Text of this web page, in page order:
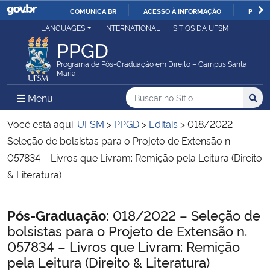
IR
O
COMUNICA BR ACESSO À INFORMAÇÃO
Ministério da Justiça e Segurança Pública
Ministério da Defesa
Ministério das Relações Exteriores
Ministério da Economia
Ministério da Agricultura, Pecuária e Abastecimento
Ministério da Educação
LANGUAGES INTERNATIONAL SÍTIOS DA UFSM
PPGD
Programa de Pós-Graduação em Direito – Campus Santa
Maria
Menu Menu Principal do Sítio
Busca
Buscar no no Sítio
Busca:
Você está aqui: UFSM > PPGD > Editais >018/2022 –
Seleção de bolsistas para o Projeto de Extensão n.
057834 – Livros que Livram: Remição pela Leitura (Direito
& Literatura)
Início do conteúdo
Pós-Graduação: 018/2022 – Seleção de
bolsistas para o Projeto de Extensão n.
057834 – Livros que Livram: Remição
pela Leitura (Direito & Literatura)